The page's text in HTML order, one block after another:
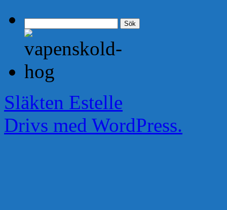
efter:
Släkten Estelle
Drivs med WordPress.